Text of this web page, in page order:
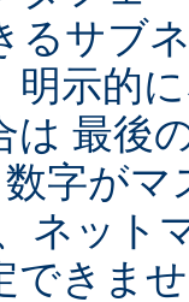
るサブ
明示的
は 最後
字が
ネット
できま